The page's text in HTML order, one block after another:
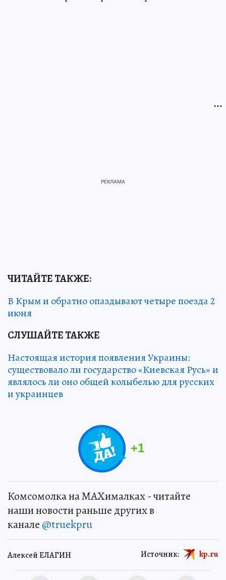
ЧИТАЙТЕ ТАКЖЕ:
В Крым и обратно опаздывают четыре поезда 2
июня
СЛУШАЙТЕ ТАКЖЕ
Настоящая история появления Украины:
существовало ли государство «Киевская Русь» и
являлось ли оно общей колыбелью для русских
и украинцев
+1
Комсомолка на MAXималках - читайте
наши новости раньше других в
канале @truekpru
Алексей ЕЛАГИН Источник: kp.ru